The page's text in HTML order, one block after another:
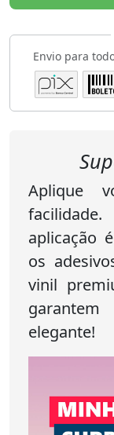
Envio para
Aplique
aplicação
os
vinil
elegante!